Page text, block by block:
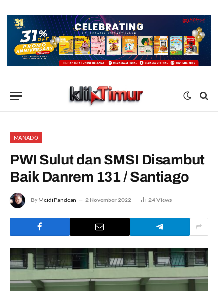
MANADO
PWI Sulut dan SMSI Disambut
Baik Danrem 131 / Santiago
By Meidi Pandean 2 November 2022 24Views